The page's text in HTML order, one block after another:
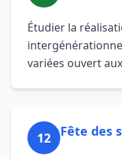
Étudier la
variées ouvert
12 Fête des